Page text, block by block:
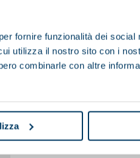
fornire funzionalità dei social
utilizza il nostro sito con i
combinarle con altre
interested in